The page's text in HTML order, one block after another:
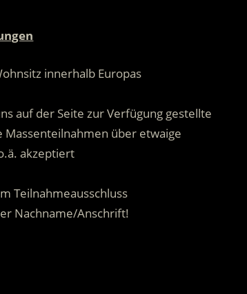
innerhalb Europas
auf der Seite zur Verfügung gestellte
über etwaige
akzeptiert
Teilnahmeausschluss
Nachname/Anschrift!